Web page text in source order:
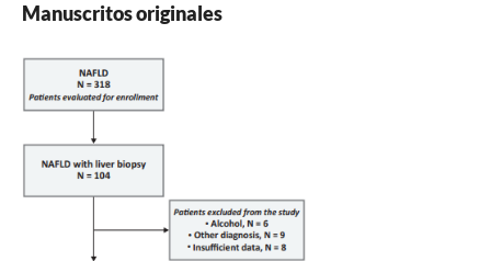
Manuscritos originales